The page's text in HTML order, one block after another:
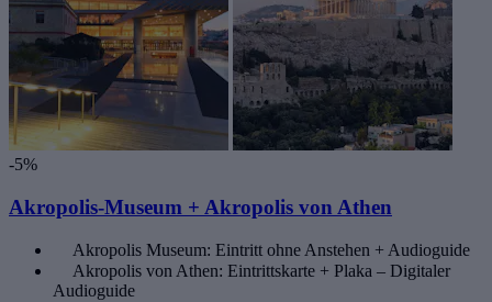
-5%
Akropolis-Museum + Akropolis von Athen
Akropolis Museum: Eintritt ohne Anstehen + Audioguide
Akropolis von Athen: Eintrittskarte + Plaka – Digitaler
Audioguide